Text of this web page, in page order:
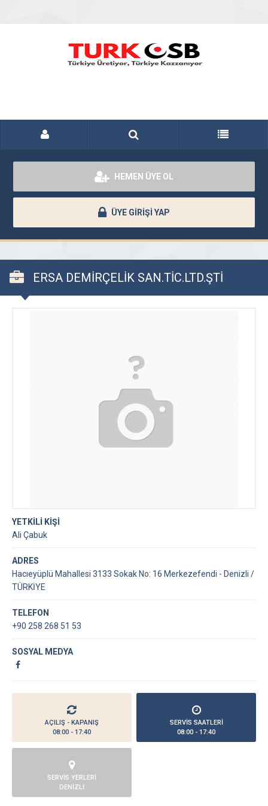
HEMEN ÜYE OL
ÜYE GİRİŞİ YAP
ERSA DEMİRÇELİK SAN.TİC.LTD.ŞTİ
YETKİLİ KİŞİ
Ali Çabuk
ADRES
Hacıeyüplü Mahallesi 3133 Sokak No: 16 Merkezefendi - Denizli /
TÜRKİYE
TELEFON
+90 258 268 51 53
SOSYAL MEDYA
AÇILIŞ - KAPANIŞ
08:00 - 17:40
SERVİS SAATLERİ
08:00 - 17:40
SERVİS YERLERİ
DENİZLİ